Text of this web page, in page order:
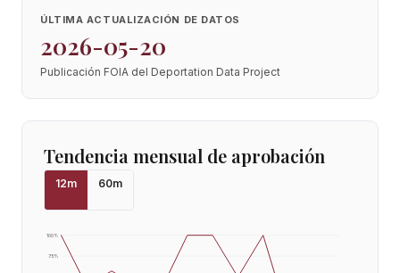
ÚLTIMA ACTUALIZACIÓN DE DATOS
2026-05-20
Publicación FOIA del Deportation Data Project
Tendencia mensual de aprobación
12m 60m
75%
100%